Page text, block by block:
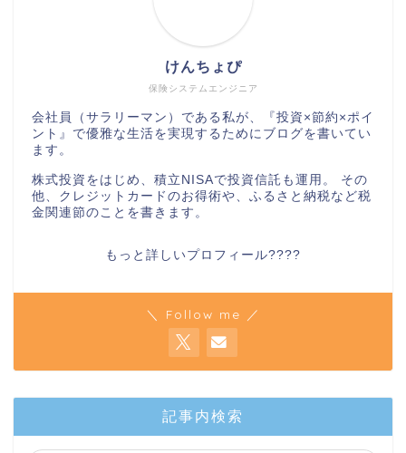
保険システムエンジニア
けんちょぴ
会社員（サラリーマン）である私が、『投資×節約×ポイ
ント』で優雅な生活を実現するためにブログを書いてい
ます。
株式投資をはじめ、積立NISAで投資信託も運用。 その
他、クレジットカードのお得術や、ふるさと納税など税
金関連節のことを書きます。
もっと詳しいプロフィール????
＼ Follow me ／
記事内検索